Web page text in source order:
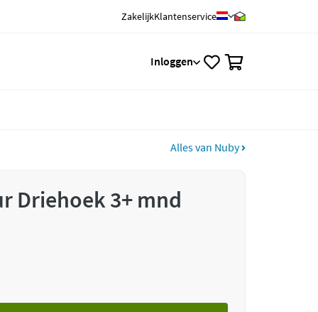
ZakelijkKlantenservice
Inloggen
Alles van Nuby
Driehoek 3+ mnd